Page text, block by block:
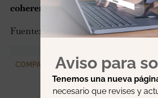
coherente y obedeciese a
Fuente:
ABCandalucía.es
COMPARTIRAviso para
Tenemos una nueva
necesario que revises y